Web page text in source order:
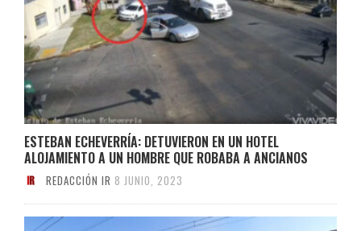
ESTEBAN ECHEVERRÍA: DETUVIERON EN UN HOTEL
ALOJAMIENTO A UN HOMBRE QUE ROBABA A ANCIANOS
REDACCIÓN IR 8 JUNIO, 2023